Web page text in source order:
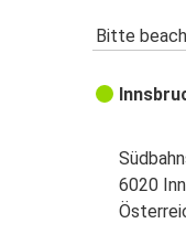
Bitte
6020